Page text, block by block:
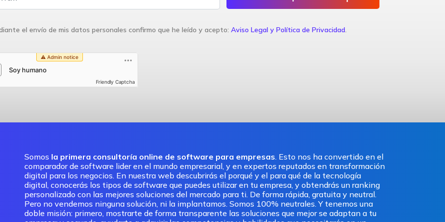
el envío de mis datos personales confirmo que he leído y acepto: Aviso Legal y Política de Privacidad.
Friendly Captcha
Somos la primera consultoría online de software para empresas. Esto nos ha convertido en el
comparador de software lider en el mundo empresarial, y en expertos reputados en transformación
digital para los negocios. En nuestra web descubrirás el porqué y el para qué de la tecnología
digital, conocerás los tipos de software que puedes utilizar en tu empresa, y obtendrás un ranking
personalizado con las mejores soluciones del mercado para ti. De forma rápida, gratuita y neutral.
Pero no vendemos ninguna solución, ni la implantamos. Somos 100% neutrales. Y tenemos una
doble misión: primero, mostrarte de forma transparente las soluciones que mejor se adaptan a tu